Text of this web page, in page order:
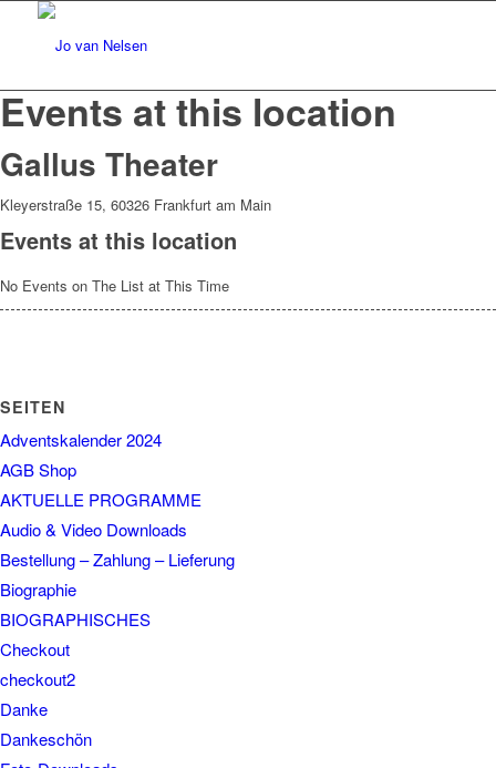
Events at this location
Gallus Theater
Kleyerstraße 15, 60326 Frankfurt am Main
Events at this location
No Events on The List at This Time
SEITEN
Adventskalender 2024
AGB Shop
AKTUELLE PROGRAMME
Audio & Video Downloads
Bestellung – Zahlung – Lieferung
Biographie
BIOGRAPHISCHES
Checkout
checkout2
Danke
Dankeschön